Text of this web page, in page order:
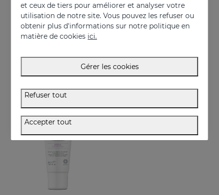
Acheter
Nettoyant visage et corps pour peaux sensibles ayant subi des agressions.
22.95 €
Acheter
44.95 €
et ceux de tiers pour améliorer et analyser votre
utilisation de notre site. Vous pouvez les refuser ou
obtenir plus d'informations sur notre politique en
matière de cookies ici.
Gérer les cookies
Refuser tout
Accepter tout